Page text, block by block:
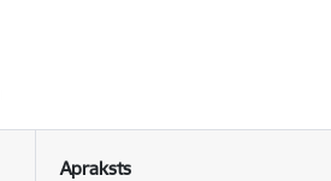
Apraksts